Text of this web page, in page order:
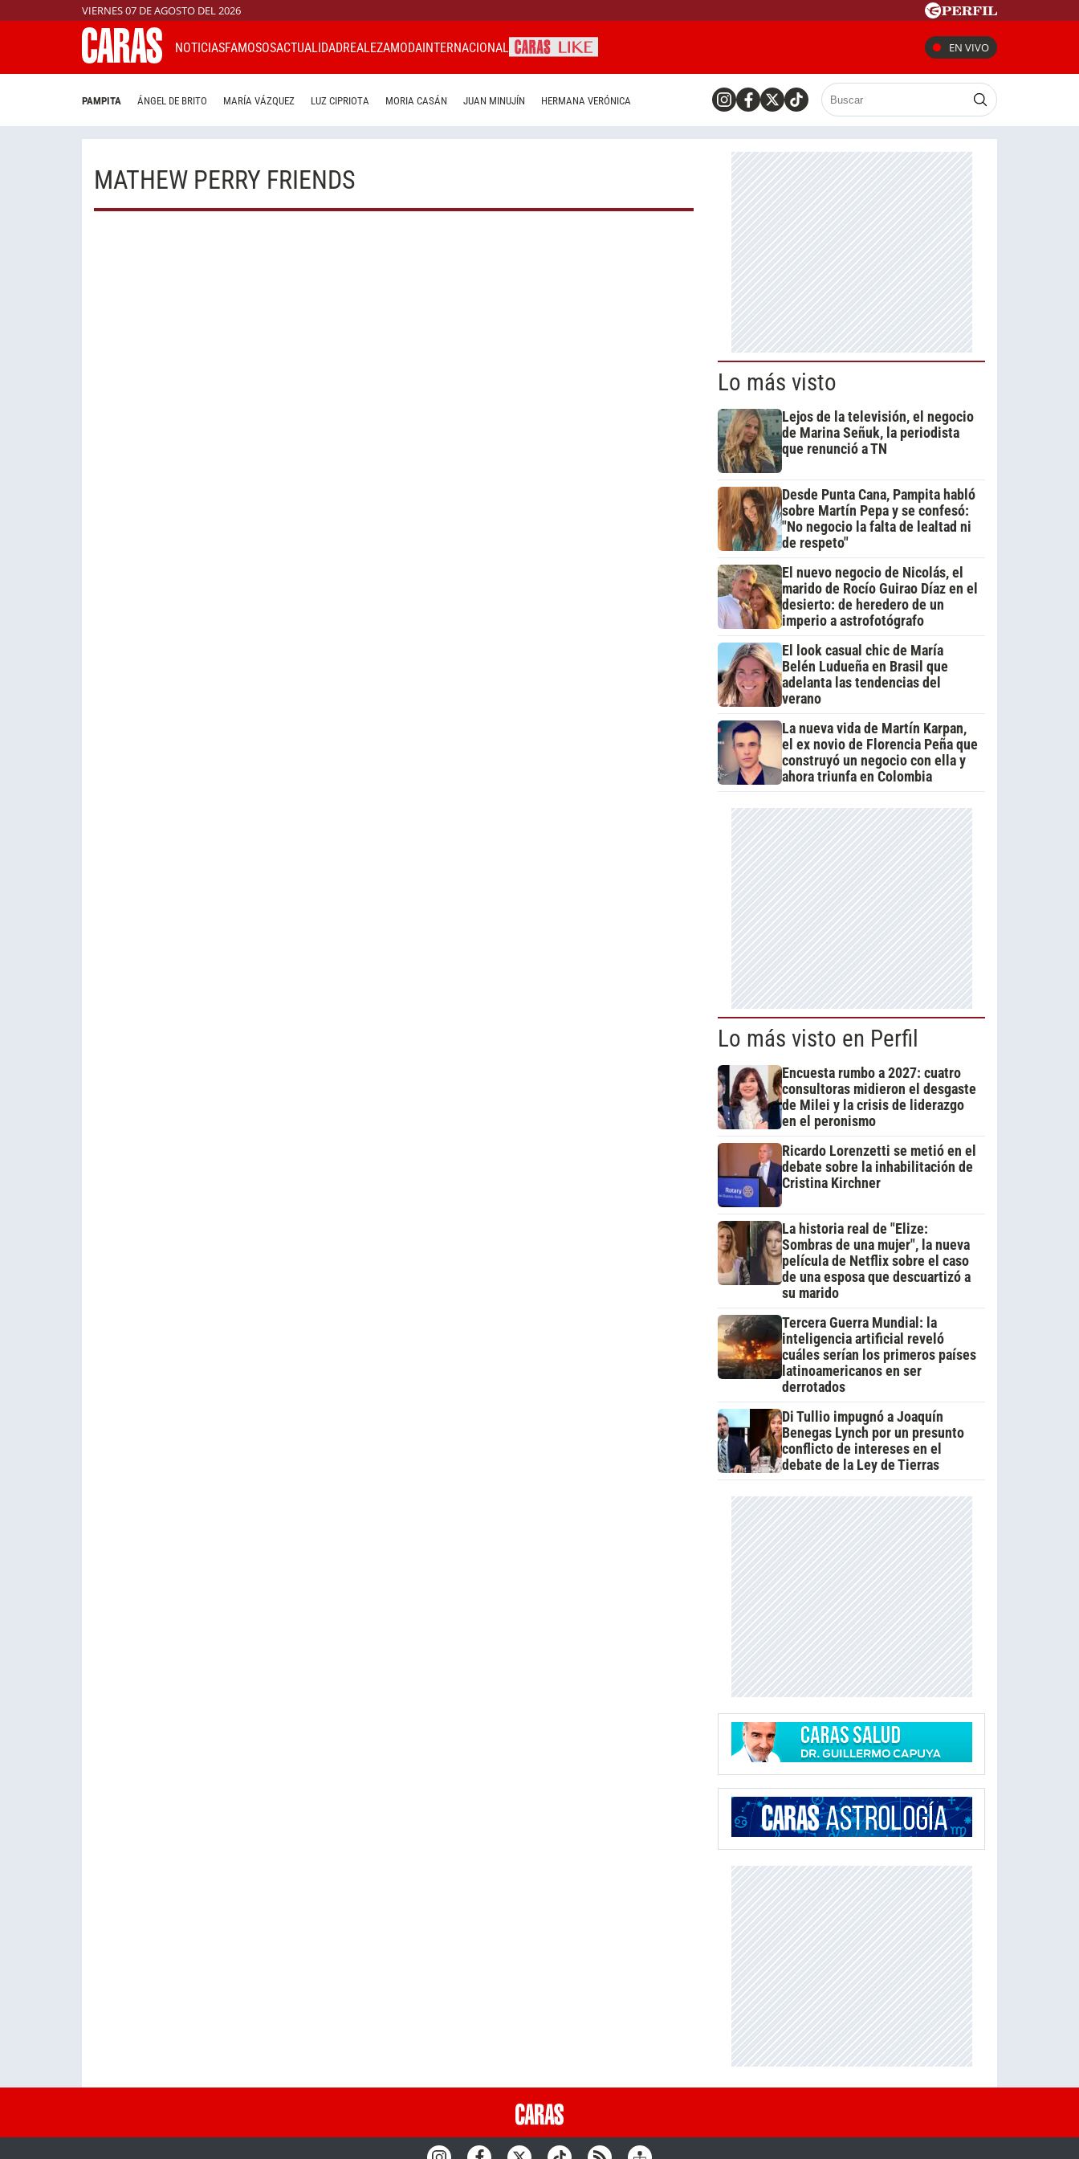
VIERNES 07 DE AGOSTO DEL 2026
NOTICIASFAMOSOSACTUALIDADREALEZAMODAINTERNACIONAL EN VIVO
PAMPITA ÁNGEL DE BRITO MARÍA VÁZQUEZ LUZ CIPRIOTA MORIA CASÁN JUAN MINUJÍN HERMANA VERÓNICA
MATHEW PERRY FRIENDS
Lo más visto
Lejos de la televisión, el negocio
de Marina Señuk, la periodista
que renunció a TN
Desde Punta Cana, Pampita habló
sobre Martín Pepa y se confesó:
"No negocio la falta de lealtad ni
de respeto"
El nuevo negocio de Nicolás, el
marido de Rocío Guirao Díaz en el
desierto: de heredero de un
imperio a astrofotógrafo
El look casual chic de María
Belén Ludueña en Brasil que
adelanta las tendencias del
verano
La nueva vida de Martín Karpan,
el ex novio de Florencia Peña que
construyó un negocio con ella y
ahora triunfa en Colombia
Lo más visto en Perfil
Encuesta rumbo a 2027: cuatro
consultoras midieron el desgaste
de Milei y la crisis de liderazgo
en el peronismo
Ricardo Lorenzetti se metió en el
debate sobre la inhabilitación de
Cristina Kirchner
La historia real de "Elize:
Sombras de una mujer", la nueva
película de Netflix sobre el caso
de una esposa que descuartizó a
su marido
Tercera Guerra Mundial: la
inteligencia artificial reveló
cuáles serían los primeros países
latinoamericanos en ser
derrotados
Di Tullio impugnó a Joaquín
Benegas Lynch por un presunto
conflicto de intereses en el
debate de la Ley de Tierras